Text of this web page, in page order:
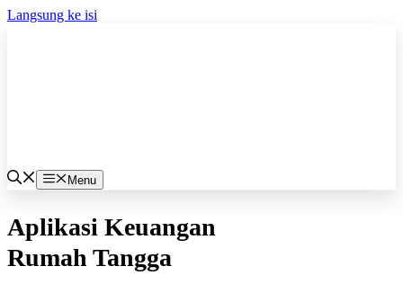
Langsung ke isi
Menu
Aplikasi Keuangan
Rumah Tangga